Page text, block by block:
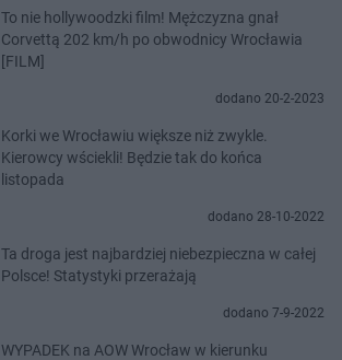
To nie hollywoodzki film! Mężczyzna gnał
Corvettą 202 km/h po obwodnicy Wrocławia
[FILM]
dodano 20-2-2023
Korki we Wrocławiu większe niż zwykle.
Kierowcy wściekli! Będzie tak do końca
listopada
dodano 28-10-2022
Ta droga jest najbardziej niebezpieczna w całej
Polsce! Statystyki przerażają
dodano 7-9-2022
WYPADEK na AOW Wrocław w kierunku